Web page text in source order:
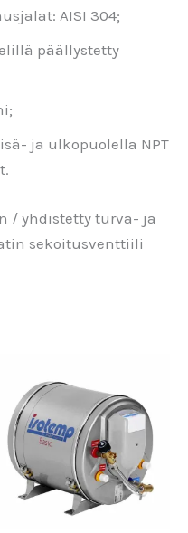
AISI 304;
päällystetty
ja ulkopuolella NPT
/ yhdistetty turva- ja
sekoitusventtiili